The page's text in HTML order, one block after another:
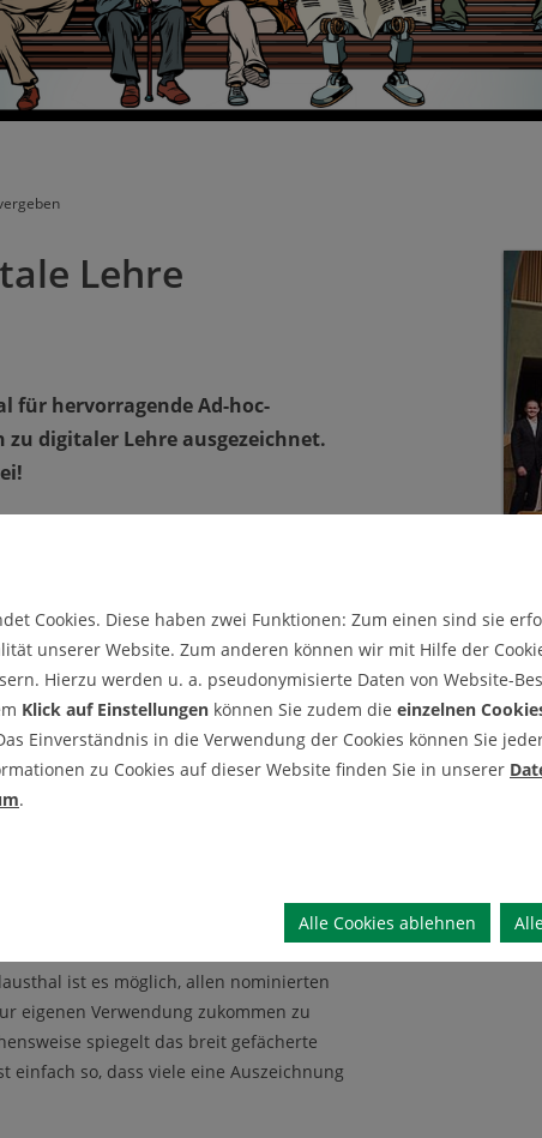
Lehre
für hervorragende Ad-hoc-
digitaler Lehre ausgezeichnet.
in der Online-Lehre. Dank der
den Erstplatzierten weitere preiswürdige
Thema Lehre betraut ist, sah sich in
gestellt. Die Ad-hoc-
Formate und Prüfungen, verlangte den
die Universität in Kooperation mit
so Professor Christian Bohn,
ist eine Würdigung einzelner
in der Regel aber keine Professorinnen
Ideen im digitalen Semester.“
nominiert worden. Nach der Jury-
für den Bereich
als preiswürdig. „Dank der
ist es möglich, allen nominierten
eigenen Verwendung zukommen zu
spiegelt das breit gefächerte
so, dass viele eine Auszeichnung
Cookies. Diese haben zwei Funktionen: Zum einen sind sie
unserer Website. Zum anderen können wir mit Hilfe der
Hierzu werden u. a. pseudonymisierte Daten von Website-
Klick auf Einstellungen können Sie zudem die einzelnen
Einverständnis in die Verwendung der Cookies können Sie
zu Cookies auf dieser Website finden Sie in unserer
.
Alle Cookies ablehnen